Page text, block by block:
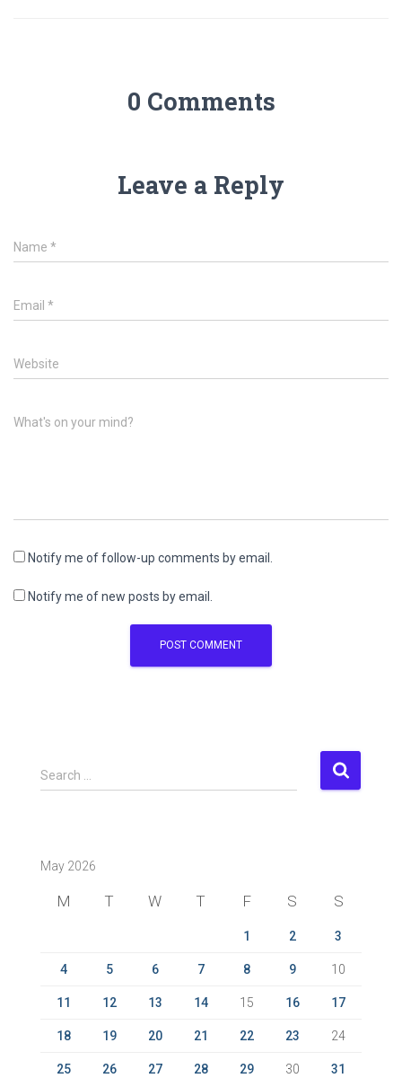
0 Comments
Leave a Reply
Name *
Email *
Website
What's on your mind?
Notify me of follow-up comments by email.
Notify me of new posts by email.
S
e
h
Search …
May 2026
M T W T F S S
1 2 3
4 5 6 7 8 9 10
11 12 13 14 15 16 17
18 19 20 21 22 23 24
25 26 27 28 29 30
31